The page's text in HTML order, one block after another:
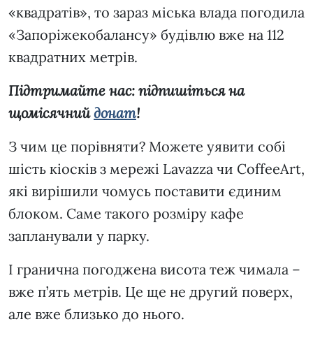
«квадратів», то зараз міська влада погодила
«Запоріжекобалансу» будівлю вже на 112
квадратних метрів.
Підтримайте нас: підпишіться на
щомісячнийдонат!
З чим це порівняти? Можете уявити собі
шість кіосків з мережі Lavazza чи CoffeeArt,
які вирішили чомусь поставити єдиним
блоком. Саме такого розміру кафе
запланували у парку.
І гранична погоджена висота теж чимала –
вже п’ять метрів. Це ще не другий поверх,
але вже близько до нього.